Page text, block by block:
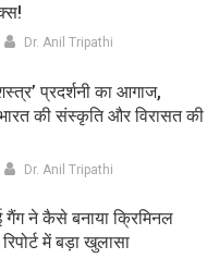
Dr. Anil Tripathi
प्रदर्शनी का आगाज,
की संस्कृति और विरासत की
Dr. Anil Tripathi
गैंग ने कैसे बनाया क्रिमिनल
में बड़ा खुलासा